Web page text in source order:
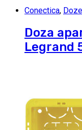
Conectica, Doze
Doza
Legrand